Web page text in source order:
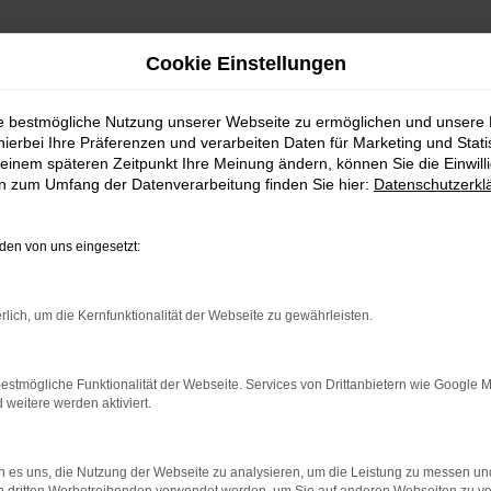
die Website in Einklang mit den einschlägigen
mit Behinderung (Behindertengleichstellungsgesetz
meier.de/.
Cookie Einstellungen
bestmögliche Nutzung unserer Webseite zu ermöglichen und unsere
Ihre Präferenzen und verarbeiten Daten für Marketing und
späteren Zeitpunkt Ihre Meinung ändern, können Sie die
zum Umfang der Datenverarbeitung finden Sie hier:
von uns eingesetzt:
um die Kernfunktionalität der Webseite zu gewährleisten.
Funktionalität der Webseite. Services von Drittanbietern wie Google
weitere werden aktiviert.
es uns, die Nutzung der Webseite zu analysieren, um die Leistung zu messen